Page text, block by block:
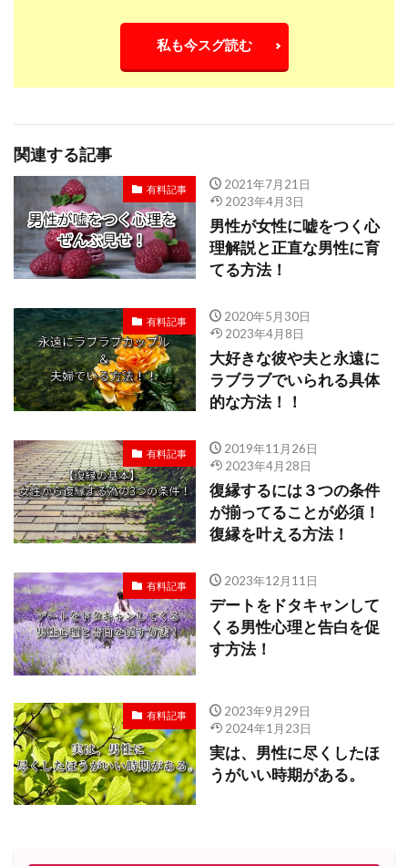
私も今スグ読む
関連する記事
有料記事
2021年7月21日
2023年4月3日
男性が女性に嘘をつく心
理解説と正直な男性に育
てる方法！
有料記事
2020年5月30日
2023年4月8日
大好きな彼や夫と永遠に
ラブラブでいられる具体
的な方法！！
有料記事
2019年11月26日
2023年4月28日
復縁するには３つの条件
が揃ってることが必須！
復縁を叶える方法！
有料記事 2023年12月11日
デートをドタキャンして
くる男性心理と告白を促
す方法！
有料記事
2023年9月29日
2024年1月23日
実は、男性に尽くしたほ
うがいい時期がある。